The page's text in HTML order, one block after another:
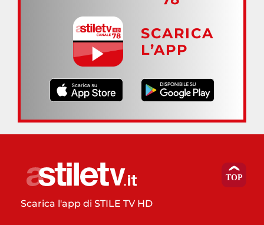
SCARICA
L’APP
Scarica l'app di STILE TV HD